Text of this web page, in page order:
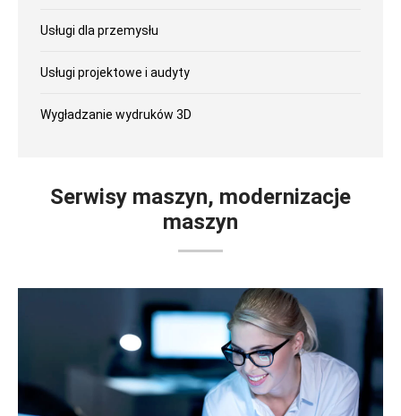
Usługi dla przemysłu
Usługi projektowe i audyty
Wygładzanie wydruków 3D
Serwisy maszyn, modernizacje
maszyn